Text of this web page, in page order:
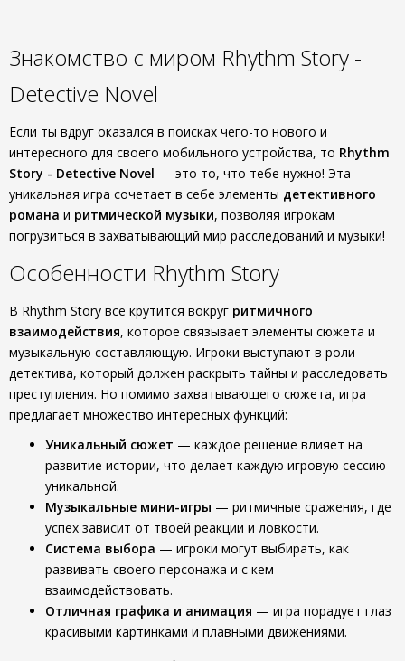
Знакомство с миром Rhythm Story -
Detective Novel
Если ты вдруг оказался в поисках чего-то нового и
интересного для своего мобильного устройства, то Rhythm
Story - Detective Novel — это то, что тебе нужно! Эта
уникальная игра сочетает в себе элементы детективного
романа и ритмической музыки, позволяя игрокам
погрузиться в захватывающий мир расследований и музыки!
Особенности Rhythm Story
В Rhythm Story всё крутится вокруг ритмичного
взаимодействия, которое связывает элементы сюжета и
музыкальную составляющую. Игроки выступают в роли
детектива, который должен раскрыть тайны и расследовать
преступления. Но помимо захватывающего сюжета, игра
предлагает множество интересных функций:
Уникальный сюжет — каждое решение влияет на
развитие истории, что делает каждую игровую сессию
уникальной.
Музыкальные мини-игры — ритмичные сражения, где
успех зависит от твоей реакции и ловкости.
Система выбора — игроки могут выбирать, как
развивать своего персонажа и с кем
взаимодействовать.
Отличная графика и анимация — игра порадует глаз
красивыми картинками и плавными движениями.